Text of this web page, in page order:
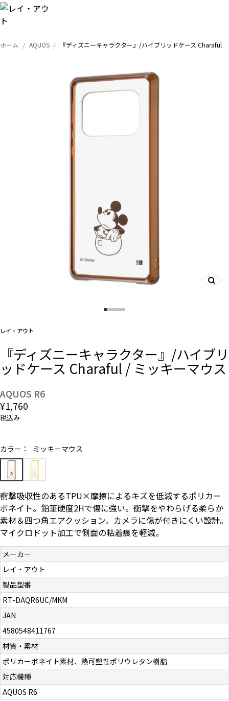
トップ
デザインから探す
事業内容
会社概要
よくある質問
お問い合わせ（一般の皆様）
お問い合わせ（企業様）
プライバシーポリシー
ホーム AQUOS 『ディズニーキャラクター』/ハイブリッドケース Charaful
レイ・アウト
『ディズニーキャラクター』/ハイブリ
ッドケース Charaful / ミッキーマウス
AQUOS R6
¥1,760
税込み
カラー： ミッキーマウス
衝撃吸収性のあるTPU×摩擦によるキズを低減するポリカー
ボネイト。鉛筆硬度2Hで傷に強い。衝撃をやわらげる柔らか
素材＆四つ角エアクッション。カメラに傷が付きにくい設計。
マイクロドット加工で側面の粘着痕を軽減。
メーカー
レイ・アウト
製品型番
RT-DAQR6UC/MKM
JAN
4580548411767
材質・素材
ポリカーボネイト素材、熱可塑性ポリウレタン樹脂
対応機種
AQUOS R6